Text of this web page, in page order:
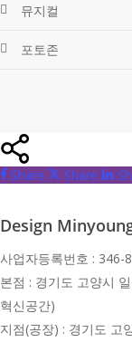
뮤지컬
포토존
Share
Share
Share
Design
사업자등록번호 : 346-
본점 : 경기도 고양시
혁신공간)
지점(공장) : 경기도 고